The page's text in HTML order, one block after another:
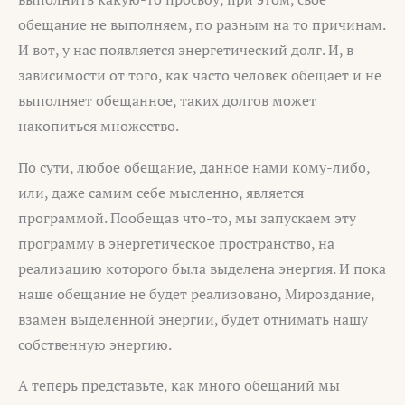
обещание не выполняем, по разным на то причинам.
И вот, у нас появляется энергетический долг. И, в
зависимости от того, как часто человек обещает и не
выполняет обещанное, таких долгов может
накопиться множество.
По сути, любое обещание, данное нами кому-либо,
или, даже самим себе мысленно, является
программой. Пообещав что-то, мы запускаем эту
программу в энергетическое пространство, на
реализацию которого была выделена энергия. И пока
наше обещание не будет реализовано, Мироздание,
взамен выделенной энергии, будет отнимать нашу
собственную энергию.
А теперь представьте, как много обещаний мы